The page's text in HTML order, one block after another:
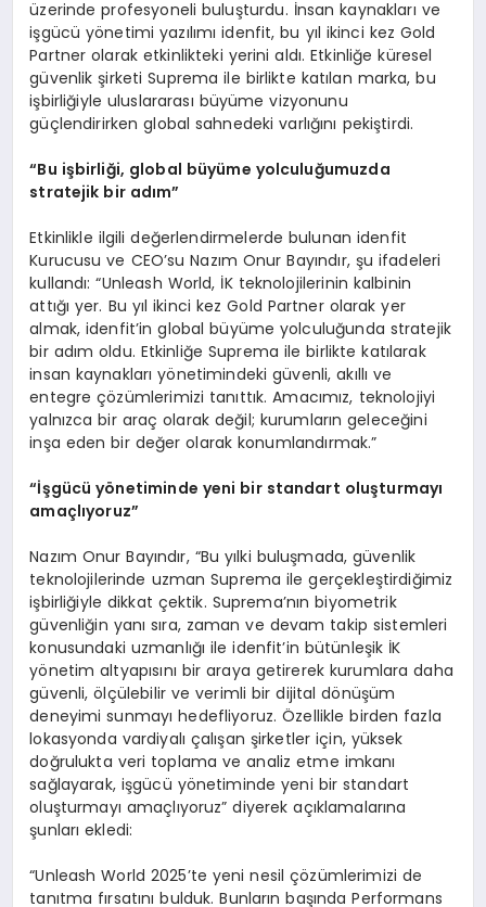
üzerinde profesyoneli buluşturdu. İnsan kaynakları ve
işgücü yönetimi yazılımı idenfit, bu yıl ikinci kez Gold
Partner olarak etkinlikteki yerini aldı. Etkinliğe küresel
güvenlik şirketi Suprema ile birlikte katılan marka, bu
işbirliğiyle uluslararası büyüme vizyonunu
güçlendirirken global sahnedeki varlığını pekiştirdi.
“Bu işbirliği, global büyüme yolculuğumuzda
stratejik bir adım”
Etkinlikle ilgili değerlendirmelerde bulunan idenfit
Kurucusu ve CEO’su Nazım Onur Bayındır, şu ifadeleri
kullandı: “Unleash World, İK teknolojilerinin kalbinin
attığı yer. Bu yıl ikinci kez Gold Partner olarak yer
almak, idenfit’in global büyüme yolculuğunda stratejik
bir adım oldu. Etkinliğe Suprema ile birlikte katılarak
insan kaynakları yönetimindeki güvenli, akıllı ve
entegre çözümlerimizi tanıttık. Amacımız, teknolojiyi
yalnızca bir araç olarak değil; kurumların geleceğini
inşa eden bir değer olarak konumlandırmak.”
“İşgücü yönetiminde yeni bir standart oluşturmayı
amaçlıyoruz”
Nazım Onur Bayındır, “Bu yılki buluşmada, güvenlik
teknolojilerinde uzman Suprema ile gerçekleştirdiğimiz
işbirliğiyle dikkat çektik. Suprema’nın biyometrik
güvenliğin yanı sıra, zaman ve devam takip sistemleri
konusundaki uzmanlığı ile idenfit’in bütünleşik İK
yönetim altyapısını bir araya getirerek kurumlara daha
güvenli, ölçülebilir ve verimli bir dijital dönüşüm
deneyimi sunmayı hedefliyoruz. Özellikle birden fazla
lokasyonda vardiyalı çalışan şirketler için, yüksek
doğrulukta veri toplama ve analiz etme imkanı
sağlayarak, işgücü yönetiminde yeni bir standart
oluşturmayı amaçlıyoruz” diyerek açıklamalarına
şunları ekledi:
“Unleash World 2025’te yeni nesil çözümlerimizi de
tanıtma fırsatını bulduk. Bunların başında Performans